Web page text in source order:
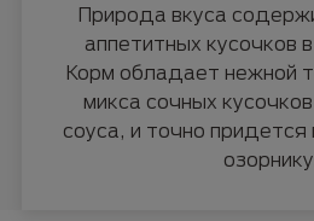
Природа вкуса
аппетитных кусочков
Корм обладает нежной
микса сочных
соуса, и точно
озорнику.